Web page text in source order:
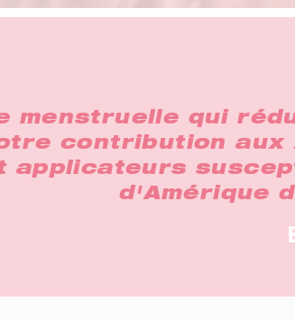
menstruelle qui
contribution aux
applicateurs
d'Amérique